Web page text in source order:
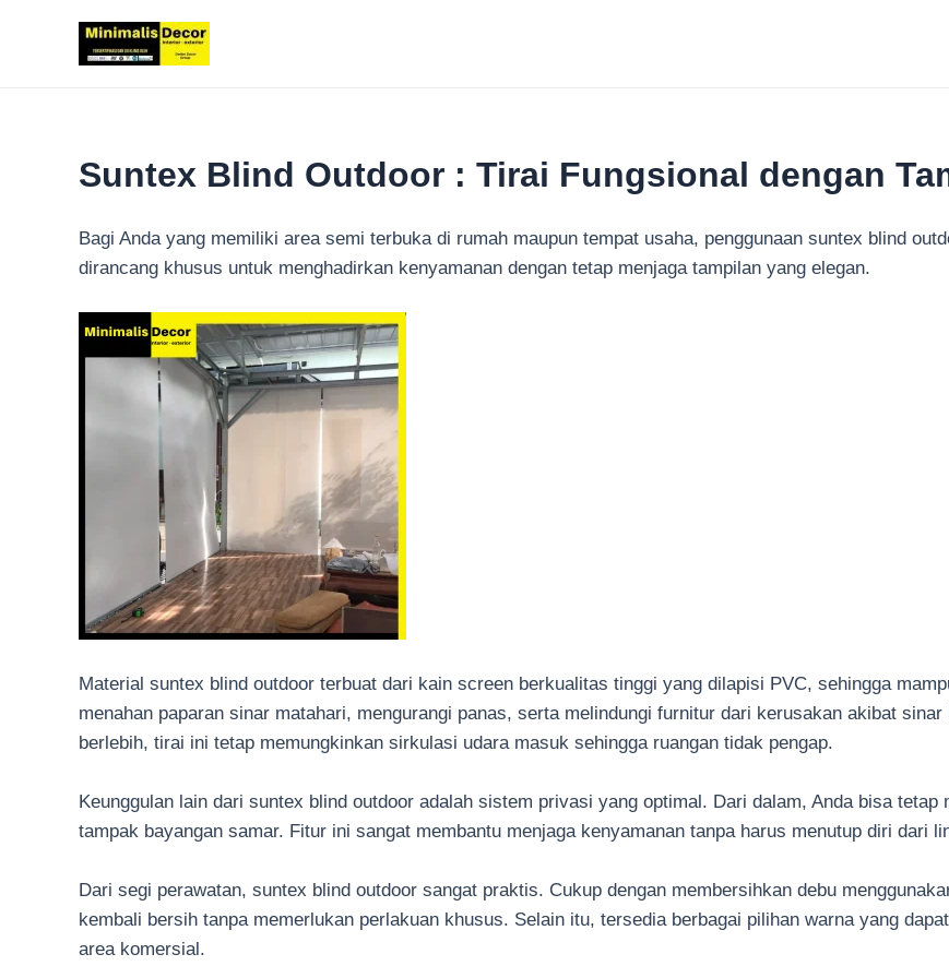
Suntex Blind Outdoor : Tirai Fungsional dengan
Bagi Anda yang memiliki area semi terbuka di rumah maupun tempat usaha, penggunaan suntex blind
dirancang khusus untuk menghadirkan kenyamanan dengan tetap menjaga tampilan yang elegan.
Material suntex blind outdoor terbuat dari kain screen berkualitas tinggi yang dilapisi PVC, sehingga
menahan paparan sinar matahari, mengurangi panas, serta melindungi furnitur dari kerusakan akibat
berlebih, tirai ini tetap memungkinkan sirkulasi udara masuk sehingga ruangan tidak pengap.
Keunggulan lain dari suntex blind outdoor adalah sistem privasi yang optimal. Dari dalam, Anda bisa
tampak bayangan samar. Fitur ini sangat membantu menjaga kenyamanan tanpa harus menutup diri dari
Dari segi perawatan, suntex blind outdoor sangat praktis. Cukup dengan membersihkan debu
kembali bersih tanpa memerlukan perlakuan khusus. Selain itu, tersedia berbagai pilihan warna yang
area komersial.